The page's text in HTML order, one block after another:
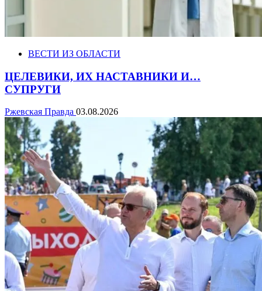
ВЕСТИ ИЗ ОБЛАСТИ
ЦЕЛЕВИКИ, ИХ НАСТАВНИКИ И…
СУПРУГИ
Ржевская Правда 03.08.2026